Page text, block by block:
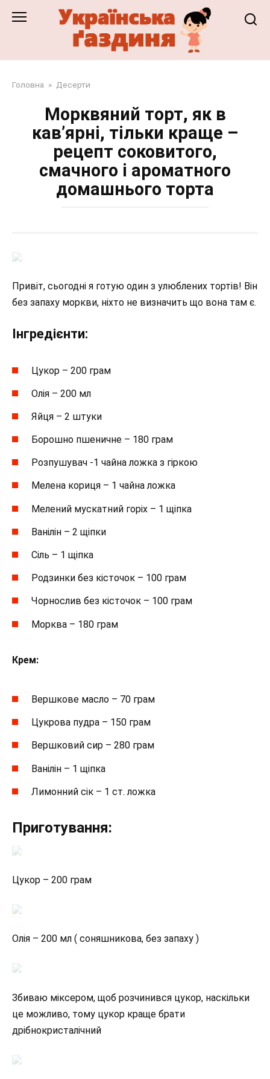
Головна » Десерти
Морквяний торт, як в
кав’ярні, тільки краще –
рецепт соковитого,
смачного і ароматного
домашнього торта
Привіт, сьогодні я готую один з улюблених тортів! Він
без запаху моркви, ніхто не визначить що вона там є.
Інгредієнти:
Цукор – 200 грам
Олія – 200 мл
Яйця – 2 штуки
Борошно пшеничне – 180 грам
Розпушувач -1 чайна ложка з гіркою
Мелена кориця – 1 чайна ложка
Мелений мускатний горіх – 1 щіпка
Ванілін – 2 щіпки
Сіль – 1 щіпка
Родзинки без кісточок – 100 грам
Чорнослив без кісточок – 100 грам
Морква – 180 грам
Крем:
Вершкове масло – 70 грам
Цукрова пудра – 150 грам
Вершковий сир – 280 грам
Ванілін – 1 щіпка
Лимонний сік – 1 ст. ложка
Приготування:
Цукор – 200 грам
Олія – 200 мл ( соняшникова, без запаху )
Збиваю міксером, щоб розчинився цукор, наскільки
це можливо, тому цукор краще брати
дрібнокристалічний